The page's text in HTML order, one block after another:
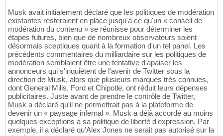
Musk avait initialement déclaré que les politiques de modération
existantes resteraient en place jusqu'à ce qu'un « conseil de
modération du contenu » se réunisse pour déterminer les
étapes futures, bien que de nombreux observateurs soient
désormais sceptiques quant à la formation d'un tel panel. Les
précédents commentaires du milliardaire sur les politiques de
modération semblaient être une tentative d'apaiser les
annonceurs qui s'inquiètent de l'avenir de Twitter sous la
direction de Musk, alors que plusieurs marques très connues,
dont General Mills, Ford et Chipotle, ont réduit leurs dépenses
publicitaires. Juste avant de prendre le contrôle de Twitter,
Musk a déclaré qu'il ne permettrait pas à la plateforme de
devenir un « paysage infernal ». Musk a déjà accordé au moins
quelques exceptions à sa politique de liberté d'expression. Par
exemple, il a déclaré qu'Alex Jones ne serait pas autorisé sur la